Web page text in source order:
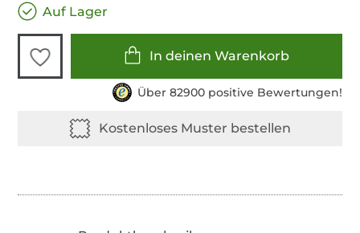
Auf Lager
In deinen Warenkorb
Über 82900 positive Bewertungen!